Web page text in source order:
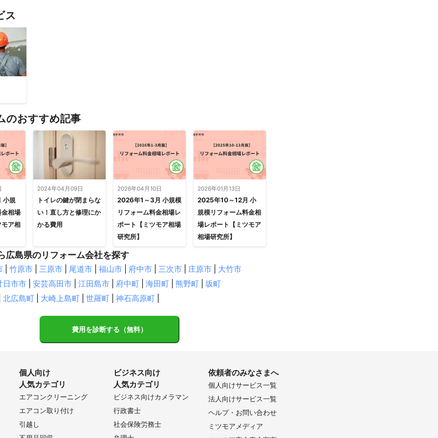
ス
のおすすめ記事
小規
相場
ア相
2024年04月09日
トイレの鍵が閉まらな
い！直し方と修理にか
かる費用
2026年04月10日
2026年1～3月 小規模
リフォーム料金相場レ
ポート【ミツモア相場
研究所】
2026年01月13日
2025年10～12月 小
規模リフォーム料金相
場レポート【ミツモア
相場研究所】
広島県のリフォーム会社を探す
竹原市 三原市 尾道市 福山市 府中市 三次市 庄原市
大竹市
日市市
安芸高田市 江田島市 府中町 海田町 熊野町
坂町
北広島町 大崎上島町 世羅町 神石高原町
費用を診断する（無料）
個人向け
人気カテゴリ
エアコンクリーニング
エアコン取り付け
引越し
ビジネス向け
人気カテゴリ
ビジネス向けカメラマン
行政書士
社会保険労務士
依頼者のみなさまへ
個人向けサービス一覧
法人向けサービス一覧
ヘルプ・お問い合わせ
ミツモアメディア